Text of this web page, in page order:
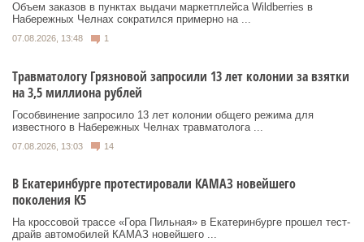
Объем заказов в пунктах выдачи маркетплейса Wildberries в
Набережных Челнах сократился примерно на ...
07.08.2026, 13:48 1
Травматологу Грязновой запросили 13 лет колонии за взятки
на 3,5 миллиона рублей
Гособвинение запросило 13 лет колонии общего режима для
известного в Набережных Челнах травматолога ...
07.08.2026, 13:03 14
В Екатеринбурге протестировали КАМАЗ новейшего
поколения К5
На кроссовой трассе «Гора Пильная» в Екатеринбурге прошел тест-
драйв автомобилей КАМАЗ новейшего ...